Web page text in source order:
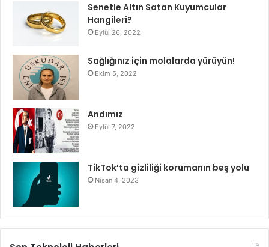
Senetle Altın Satan Kuyumcular
Hangileri?
Eylül 26, 2022
Sağlığınız için molalarda yürüyün!
Ekim 5, 2022
Andımız
Eylül 7, 2022
TikTok’ta gizliliği korumanın beş yolu
Nisan 4, 2023